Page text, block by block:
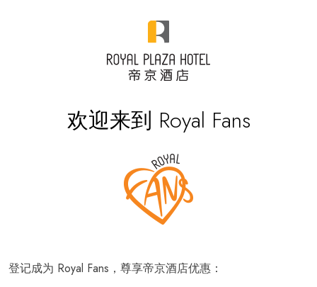
欢迎来到 Royal Fans
登记成为 Royal Fans，尊享帝京酒店优惠：